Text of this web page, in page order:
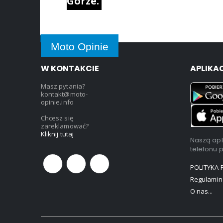
Moto Opinie
W KONTAKCIE
Masz pytania?
kontakt@moto-
opinie.info
Chcesz się
zareklamować?
Kliknij tutaj
Naszą
telefonu
POLITYKA
O nas...